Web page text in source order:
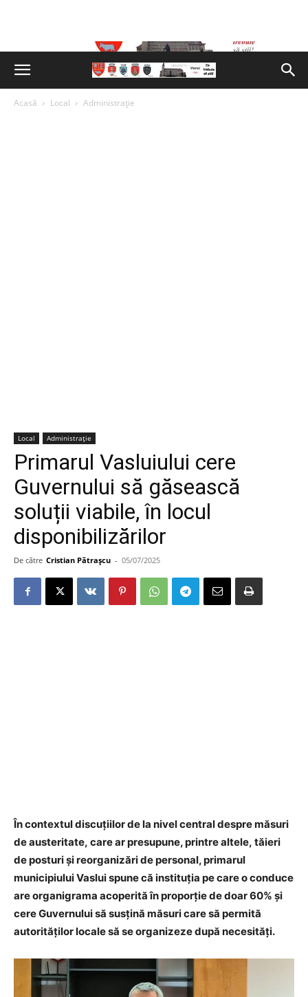
Acasă Local Administrație
Local Administrație
Primarul Vasluiului cere
Guvernului să găsească
soluții viabile, în locul
disponibilizărilor
De către Cristian Pătrașcu - 05/07/2025
În contextul discuțiilor de la nivel central despre măsuri
de austeritate, care ar presupune, printre altele, tăieri
de posturi și reorganizări de personal, primarul
municipiului Vaslui spune că instituția pe care o conduce
are organigrama acoperită în proporție de doar 60% și
cere Guvernului să susțină măsuri care să permită
autorităților locale să se organizeze după necesități.